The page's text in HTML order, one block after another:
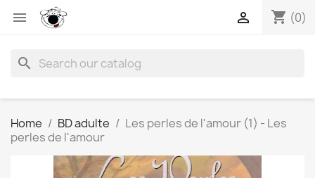
 shopping_cart (0)

search
Home BD adulte
Les perles de l'amour (1) - Les
perles de l'amour